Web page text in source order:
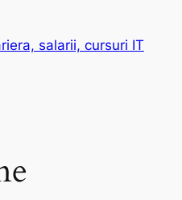
salarii, cursuri IT